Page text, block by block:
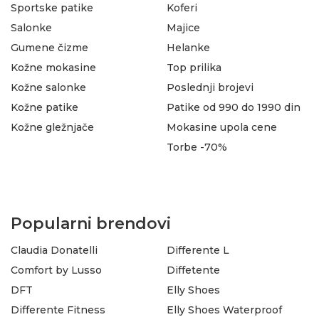
Sportske patike
Salonke
Gumene čizme
Koferi
Majice
Helanke
Kožne mokasine
Kožne salonke
Kožne patike
Kožne gležnjače
Top prilika
Poslednji brojevi
Patike od 990 do 1990 din
Mokasine upola cene
Torbe -70%
Popularni brendovi
Claudia Donatelli
Comfort by Lusso
DFT
Differente Fitness
Differente L
Diffetente
Elly Shoes
Elly Shoes Waterproof